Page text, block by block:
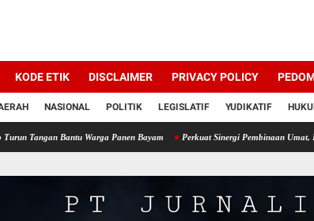
KODE ETIK DISCLAIMER PRIVACY POLICY
NASIONAL POLITIK LEGISLATIF YUDIKATIF
Bantu Warga Panen Bayam Perkuat Sinergi Pembinaan Umat, BAZNAS